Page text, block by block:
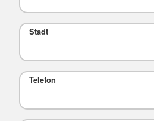
Stadt
Telefon